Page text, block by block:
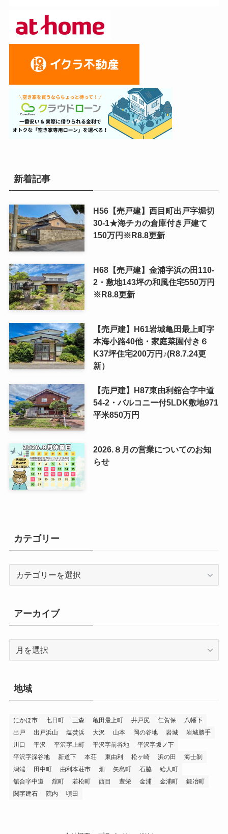
新着記事
H56【売戸建】西目町出戸字堀切
30-1★海チカの倉庫付き戸建て
150万円※R8.8更新
H68【売戸建】金浦字浜の田110-
2・敷地143坪の和風住宅550万円
※R8.8更新
【売戸建】H61岩城亀田最上町字
本海小路40他・家庭菜園付き６
K37坪住宅200万円♪(R8.7.24更
新）
【売戸建】H87東由利舘合字中道
54-2・バルコニー付5LDK敷地971
平米850万円
2026.８月の営業についてのお知
らせ
カテゴリー
リ
ー
アーカイブ
イ
地域
にかほ市 七日町 三森 亀田最上町 井戸尻 仁賀保
八幡下
出戸
出戸浜山 塩焚浜 大沢 山本 岡の谷地 岩城
岩城勝手
川口
平沢 平沢字上町 平沢字前谷地
平沢字坂ノ下
平沢字深谷地
新道下 本荘 東由利 松ヶ崎 浜の田
海士剝
潟端
田中町 由利本荘市 畑 矢島町 石脇
給人町
舘合字中道
舘町 若松町 西目 豊栄 金浦 金浦町
鍛冶町
関字建石
院内 頃田